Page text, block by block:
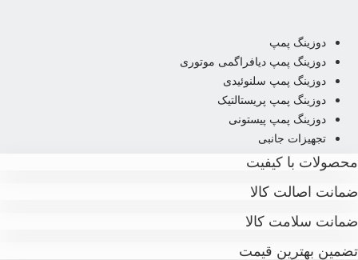
دوزینگ پمپ
دوزینگ پمپ دیافراگمی موتوری
دوزینگ پمپ سلنوئیدی
دوزینگ پمپ پریستالتیک
دوزینگ پمپ پیستونی
تجهیزات جانبی
محصولات با کیفیت
ضمانت اصالت کالا
ضمانت سلامت کالا
تضمین بهترین قیمت